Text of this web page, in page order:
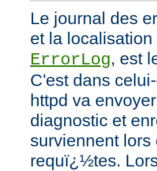
Le journal des
et la
ErrorLog, est
C'est dans
httpd va
diagnostic et
surviennent
requï¿½tes.